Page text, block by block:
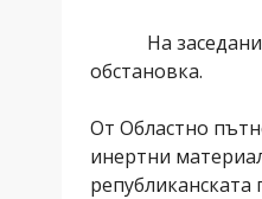
На
обстановка.
От Областно
инертни